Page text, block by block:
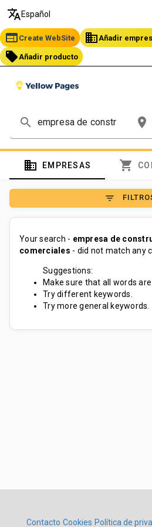
translate Español
web Create WebSite business Añadir
local_offer Añadir producto
search place
domain EMPRESAS shopping_cart
filter_list
Your search - empresa de
comerciales - did not match any
Suggestions:
Make sure that all words
Try different keywords.
Try more general keywords.
Contacto Cookies Política de